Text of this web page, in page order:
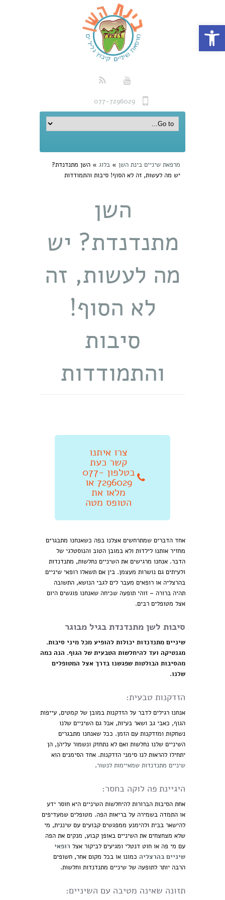
פתח סרגל נגישות
077-7296029
מרפאת שיניים בינת השן » בלוג » השן מתנדנדת?
יש מה לעשות, זה לא הסוף! סיבות והתמודדות
השן
מתנדנדת? יש
מה לעשות, זה
לא הסוף!
סיבות
והתמודדות
צרו איתנו
קשר כעת
בטלפון 077-
7296029 או
מלאו את
הטופס מטה
אחד הדברים שמתרחשים אצלנו בפה כשאנחנו מתבגרים
מחזיר אותנו לילדות ולא במובן הטוב והנוסטלגי של
הדבר. אנחנו מרגישים את השיניים נחלשות, מתנדנדות
ולעיתים גם נושרות מעצמן. בין אם תשאלו רופאי שיניים
בהרצליה או רופאים מעבר לים לגבי הנושא, התשובה
תהיה ברורה – זוהי תופעה שכיחה שאנחנו פוגשים היום
אצל מטופלים רבים.
סיבות לשן מתנדנדת בגיל מבוגר
שיניים מתנדנדות יכולות להופיע מכל מיני סיבות.
מגנטיקה ועד להיחלשות הטבעית של הגוף. הנה כמה
מהסיבות הבולטות שפגשנו בדרך אצל המטופלים
שלנו.
הזדקנות טבעית:
אנחנו רגילים לדבר על הזדקנות במובן של קמטים, עייפות
הגוף, כאבי גב ושאר בעיות, אבל גם השיניים שלנו
נשחקות ומזדקנות עם הזמן. ככל שאנחנו מתבגרים
השיניים שלנו נחלשות ואם לא נתחזק ונשמור עליהן, הן
יתחילו להראות לנו סימני הזדקנות. אחד הסימנים הוא
שיניים מתנדנדות שמאיימות לנשור.
היגיינת פה לוקה בחסר:
אחת הסיבות הברורות להיחלשות השיניים היא חוסר ידע
או התמדה בשמירה על בריאות הפה. מטופלים שמעדיפים
להישאר בבית ולהימנע ממפגשים קבועים עם שיננית, מי
שלא מצחצחים את השיניים באופן קבוע, מנקים את הפה
עם מי פה או חוט דנטלי ומגיעים לביקור אצל רופאי
שיניים בהרצליה כמונו או בכל מקום אחר, חשופים
הרבה יותר לתופעה של שיניים מתנדנדות וחלשות.
תזונה שאינה מטיבה עם השיניים: